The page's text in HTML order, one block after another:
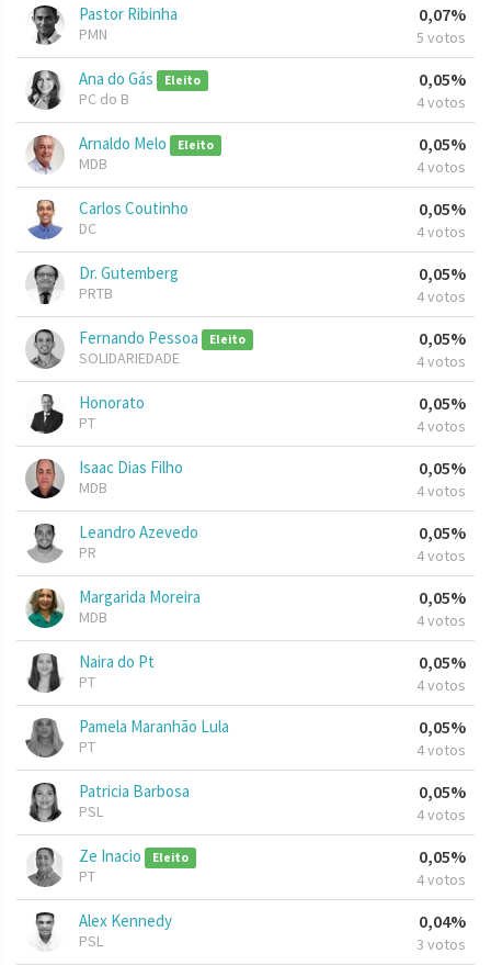
Pastor Ribinha
PMN
0,07%
5 votos
Ana do Gás Eleito
PC do B
0,05%
4 votos
Arnaldo Melo Eleito
MDB
0,05%
4 votos
Carlos Coutinho
DC
0,05%
4 votos
Dr. Gutemberg
PRTB
0,05%
4 votos
Fernando Pessoa Eleito
SOLIDARIEDADE
0,05%
4 votos
Honorato
PT
0,05%
4 votos
Isaac Dias Filho
MDB
0,05%
4 votos
Leandro Azevedo
PR
0,05%
4 votos
Margarida Moreira
MDB
0,05%
4 votos
Naira do Pt
PT
0,05%
4 votos
Pamela Maranhão Lula
PT
0,05%
4 votos
Patricia Barbosa
PSL
0,05%
4 votos
Ze Inacio Eleito
PT
0,05%
4 votos
Alex Kennedy
PSL
0,04%
3 votos